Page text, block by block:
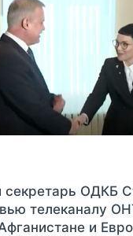
секретарь ОДКБ
телеканалу
и